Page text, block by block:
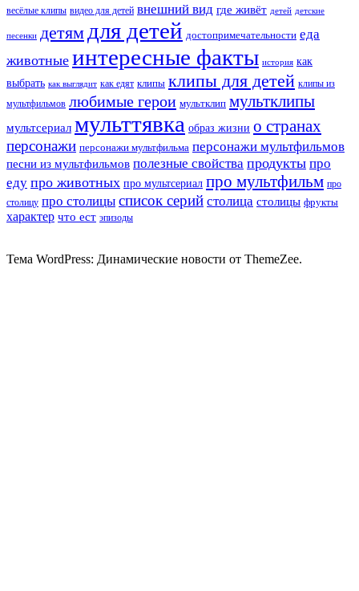
весёлые клипы видео для детей внешний вид где живёт детей детские
песенки детям для детей достопримечательности еда
животные интересные факты история как
выбрать как выглядит как едят клипы клипы для детей клипы из
мультфильмов любимые герои мультклип мультклипы
мультсериал мульттявка образ жизни о странах
персонажи персонажи мультфильма персонажи мультфильмов
песни из мультфильмов полезные свойства продукты про
еду про животных про мультсериал про мультфильм про
столицу про столицы список серий столица столицы фрукты
характер что ест эпизоды
Тема WordPress: Динамические новости от ThemeZee.